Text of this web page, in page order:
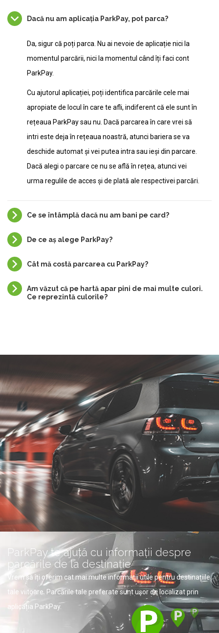
Dacă nu am aplicația ParkPay, pot parca?
Da, sigur că poți parca. Nu ai nevoie de aplicație nici la
momentul parcării, nici la momentul când îți faci cont
ParkPay.
Cu ajutorul aplicației, poți identifica parcările cele mai
apropiate de locul în care te afli, indiferent că ele sunt în
rețeaua ParkPay sau nu. Dacă parcarea în care vrei să
intri este deja în rețeaua noastră, atunci bariera se va
deschide automat și vei putea intra sau ieși din parcare.
Dacă alegi o parcare ce nu se află în rețea, atunci vei
urma regulile de acces și de plată ale respectivei parcări.
Ce se întâmplă dacă nu am bani pe card?
De ce aș alege ParkPay?
Cât mă costă parcarea cu ParkPay?
Am văzut că pe hartă apar pini de mai multe culori.
Ce reprezintă culorile?
ParkPay te ajută cu informații despre
parcările de la destinație
Vrem să îți oferim cat mai multe informații utile pentru destinațiile
tale viitoare. Parcările tale preferate sunt ușor de localizat prin
aplicația ParkPay.